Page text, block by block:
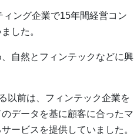
ング企業で15年間経営コン
した。
自然とフィンテックなどに興
以前は、フィンテック企業を
データを基に顧客に合ったマ
ービスを提供していました。